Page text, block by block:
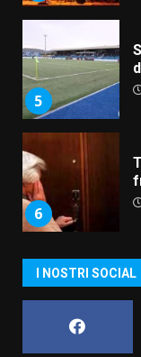
5
6
I NOSTRI SOCIAL